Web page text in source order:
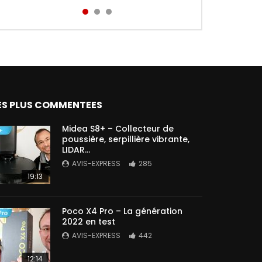
PLUS COMMENTEES
19:13
Midea S8+ – Collecteur de
poussière, serpillière vibrante,
LIDAR…
AVIS-EXPRESS 285
12:14
Poco X4 Pro – La génération
2022 en test
AVIS-EXPRESS 442